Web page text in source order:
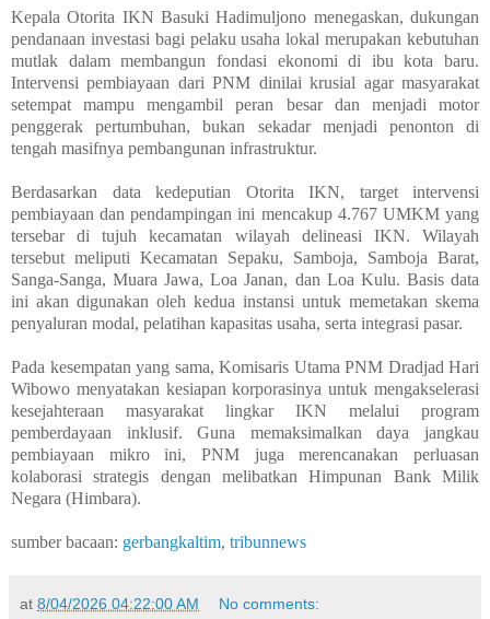
Kepala Otorita IKN Basuki Hadimuljono menegaskan, dukungan
pendanaan investasi bagi pelaku usaha lokal merupakan kebutuhan
mutlak dalam membangun fondasi ekonomi di ibu kota baru.
Intervensi pembiayaan dari PNM dinilai krusial agar masyarakat
setempat mampu mengambil peran besar dan menjadi motor
penggerak pertumbuhan, bukan sekadar menjadi penonton di
tengah masifnya pembangunan infrastruktur.
Berdasarkan data kedeputian Otorita IKN, target intervensi
pembiayaan dan pendampingan ini mencakup 4.767 UMKM yang
tersebar di tujuh kecamatan wilayah delineasi IKN. Wilayah
tersebut meliputi Kecamatan Sepaku, Samboja, Samboja Barat,
Sanga-Sanga, Muara Jawa, Loa Janan, dan Loa Kulu. Basis data
ini akan digunakan oleh kedua instansi untuk memetakan skema
penyaluran modal, pelatihan kapasitas usaha, serta integrasi pasar.
Pada kesempatan yang sama, Komisaris Utama PNM Dradjad Hari
Wibowo menyatakan kesiapan korporasinya untuk mengakselerasi
kesejahteraan masyarakat lingkar IKN melalui program
pemberdayaan inklusif. Guna memaksimalkan daya jangkau
pembiayaan mikro ini, PNM juga merencanakan perluasan
kolaborasi strategis dengan melibatkan Himpunan Bank Milik
Negara (Himbara).
sumber bacaan: gerbangkaltim, tribunnews
at 8/04/2026 04:22:00 AM No comments: